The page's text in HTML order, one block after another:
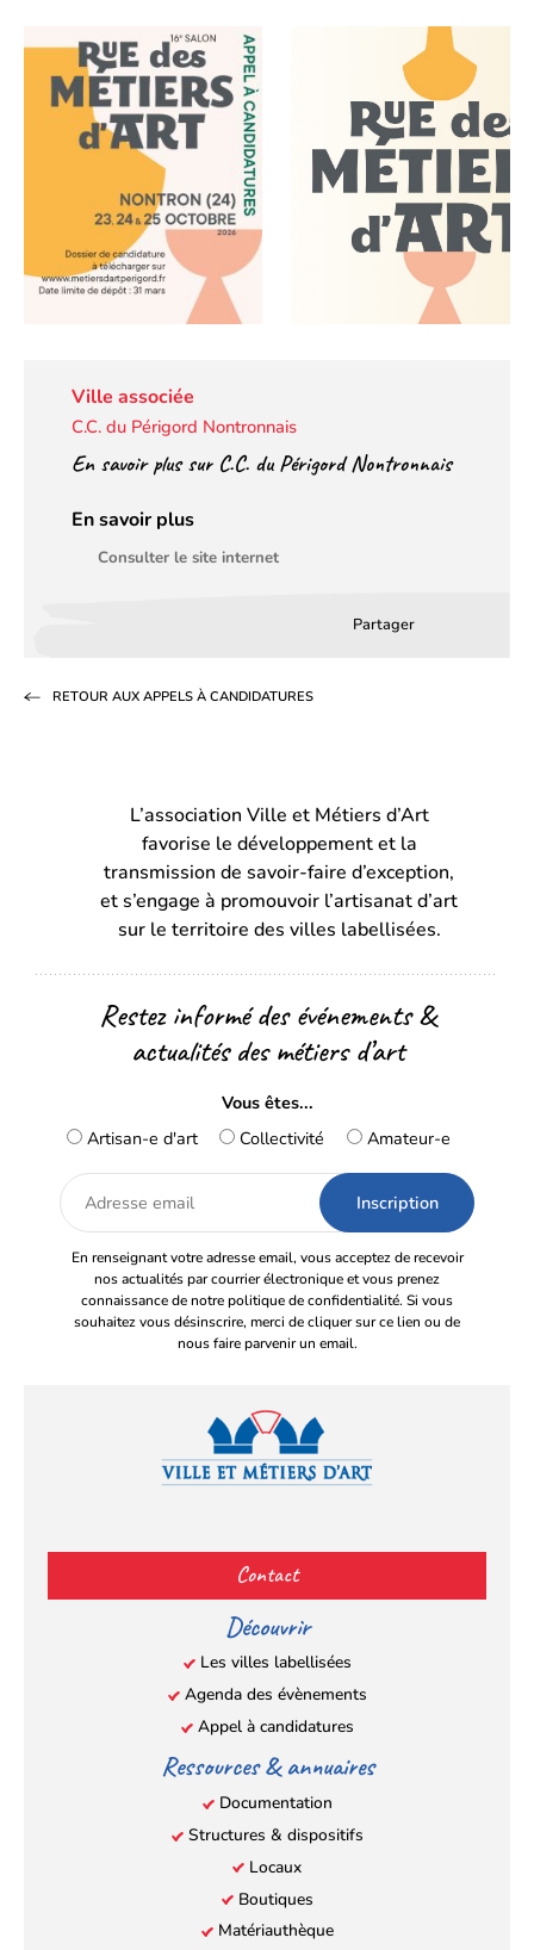
Ville associée
C.C. du Périgord Nontronnais
En savoir plus sur C.C. du Périgord Nontronnais
En savoir plus
Consulter le site internet
Partager
un
onglet)onglet)
RETOUR AUX APPELS À CANDIDATURES
L’association Ville et Métiers d’Art
favorise le développement et la
transmission de savoir-faire d’exception,
et s’engage à promouvoir l’artisanat d’art
sur le territoire des villes labellisées.
Restez informé des événements &
actualités des métiers d’art
Vous êtes...
Artisan-e d'art
Collectivité Amateur-e
Adresse
email
En renseignant votre adresse email, vous acceptez de recevoir
nos actualités par courrier électronique et vous prenez
connaissance de notre politique de confidentialité. Si vous
souhaitez vous désinscrire, merci de cliquer sur ce lien ou de
nous faire parvenir un email.
(s’ouvre
dans
un
nouvel
onglet)
(s’ouvre
dans
un
nouvel
onglet)
(s’ouvre
dans
un
nouvel
onglet)
(s’ouvre
un
nouvel
onglet)
Contact
Découvrir
Les villes labellisées
Agenda des évènements
Appel à candidatures
Ressources & annuaires
Documentation
Structures & dispositifs
Locaux
Boutiques
Matériauthèque